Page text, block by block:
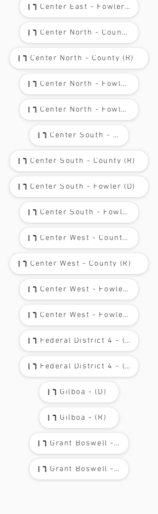
Oak Grove South - Oxford (R)
Parish Grove - (D)
Parish Grove - (R)
Pine - (D)
Pine - (R)
Richland - County - (D)
Richland - County - (R)
Richland - Earl Park - (D)
Richland - Earl Park - (R)
Union - (D)
Union - (R)
York - (D)
York - (R)
Center East - Fowler (R)
Center North - County (D)
Center North - County (R)
Center North - Fowler (D)
Center North - Fowler (R)
Center South - County (D)
Center South - County (R)
Center South - Fowler (D)
Center South - Fowler (R)
Center West - County (D)
Center West - County (R)
Center West - Fowler (D)
Center West - Fowler (R)
Federal District 4 - (D)
Federal District 4 - (R)
Gilboa - (D)
Gilboa - (R)
Grant Boswell - (D)
Grant Boswell - (R)